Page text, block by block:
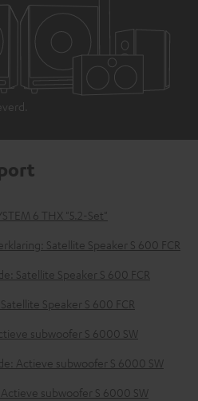
6 THX "5.2-Set"
Satellite Speaker S 600 FCR
Satellite Speaker S 600 FCR
Speaker S 600 FCR
subwoofer S 6000 SW
Actieve subwoofer S 6000 SW
subwoofer S 6000 SW